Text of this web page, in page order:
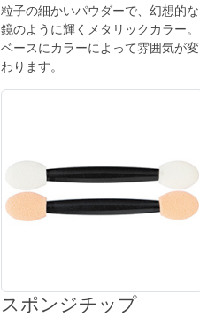
粒子の細かいパウダーで、幻想的な
鏡のように輝くメタリックカラー。
ベースにカラーによって雰囲気が変
わります。
スポンジチップ